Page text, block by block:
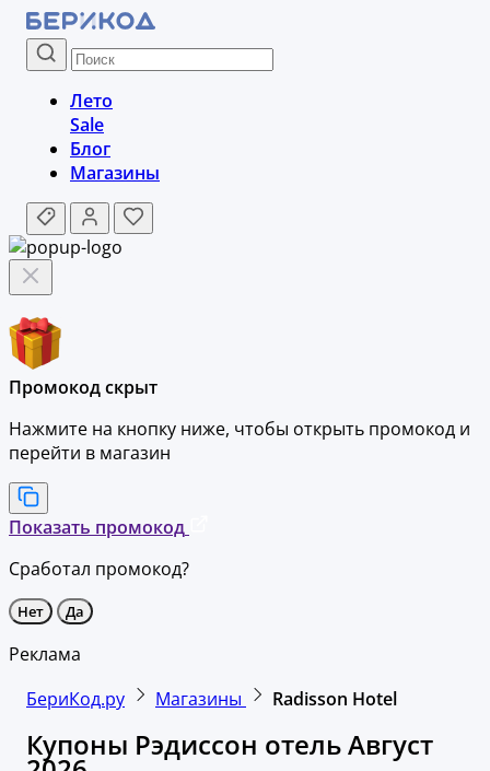
Лето
Sale
Блог
Магазины
Промокод скрыт
Нажмите на кнопку ниже, чтобы открыть промокод и
перейти в магазин
Показать промокод
Сработал промокод?
Нет Да
Реклама
БериКод.ру
Магазины Radisson Hotel
Купоны Рэдиссон отель Август